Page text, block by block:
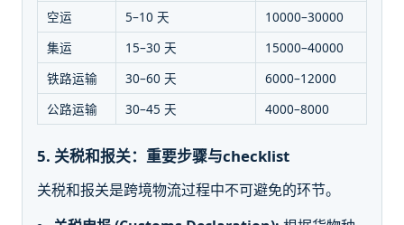
空运
5–10 天
10000–30000
集运
15–30 天
15000–40000
铁路运输
30–60 天
6000–12000
公路运输
30–45 天 4000–8000
5. 关税和报关：重要步骤与checklist
关税和报关是跨境物流过程中不可避免的环节。